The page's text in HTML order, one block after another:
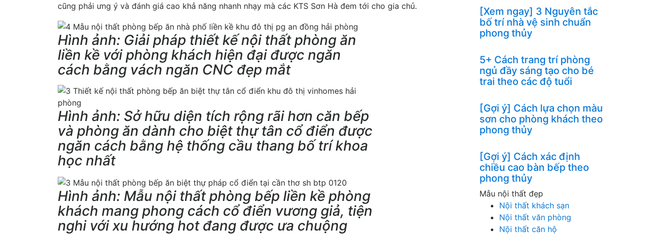
cũng phải ưng ý và đánh giá cao khả năng nhanh nhạy mà các KTS Sơn Hà đem tới cho gia chủ.
Hình ảnh: Giải pháp thiết kế nội thất phòng ăn
liền kề với phòng khách hiện đại được ngăn
cách bằng vách ngăn CNC đẹp mắt
Hình ảnh: Sở hữu diện tích rộng rãi hơn căn bếp
và phòng ăn dành cho biệt thự tân cổ điển được
ngăn cách bằng hệ thống cầu thang bố trí khoa
học nhất
Hình ảnh: Mẫu nội thất phòng bếp liền kề phòng
khách mang phong cách cổ điển vương giả, tiện
nghi với xu hướng hot đang được ưa chuộng
[Xem ngay] 3 Nguyên tắc
bố trí nhà vệ sinh chuẩn
phong thủy
5+ Cách trang trí phòng
ngủ đầy sáng tạo cho bé
trai theo các độ tuổi
[Gợi ý] Cách lựa chọn màu
sơn cho phòng khách theo
phong thủy
[Gợi ý] Cách xác định
chiều cao bàn bếp theo
phong thủy
Mẫu nội thất đẹp
Nội thất khách sạn
Nội thất văn phòng
Nội thất căn hộ